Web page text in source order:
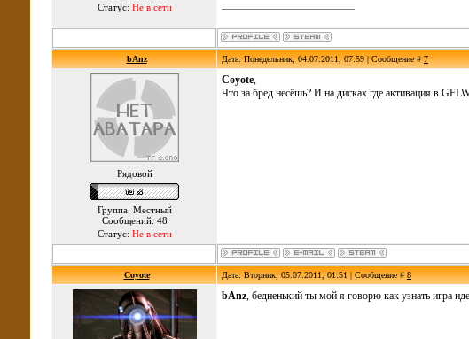
Статус: Не в сети
bAnz Дата: Понедельник, 04.07.2011, 07:59 | Сообщение #7
Рядовой
Группа: Местный
Сообщений: 48
Статус: Не в сети
Coyote,
Что за бред несёшь? И на дисках где активация в
Coyote Дата: Вторник, 05.07.2011, 01:51 | Сообщение #8
bAnz, бедненький ты мой я говорю как узнать игра